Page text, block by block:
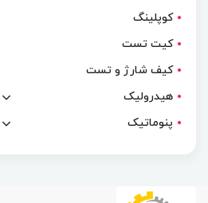
کوپلینگ
کیت تست
کیف شارژ و تست
هیدرولیک
پنوماتیک